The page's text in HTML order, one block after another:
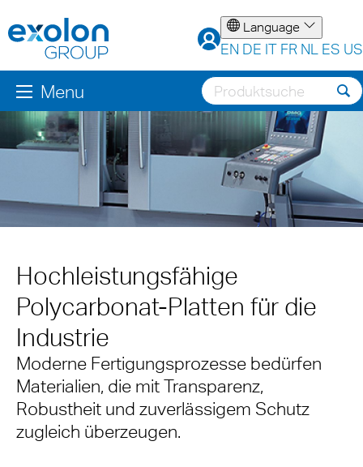
Language
EN DE IT FR NL ES US
Menu
Hochleistungsfähige
Polycarbonat-Platten für die
Industrie
Moderne Fertigungsprozesse bedürfen
Materialien, die mit Transparenz,
Robustheit und zuverlässigem Schutz
zugleich überzeugen.